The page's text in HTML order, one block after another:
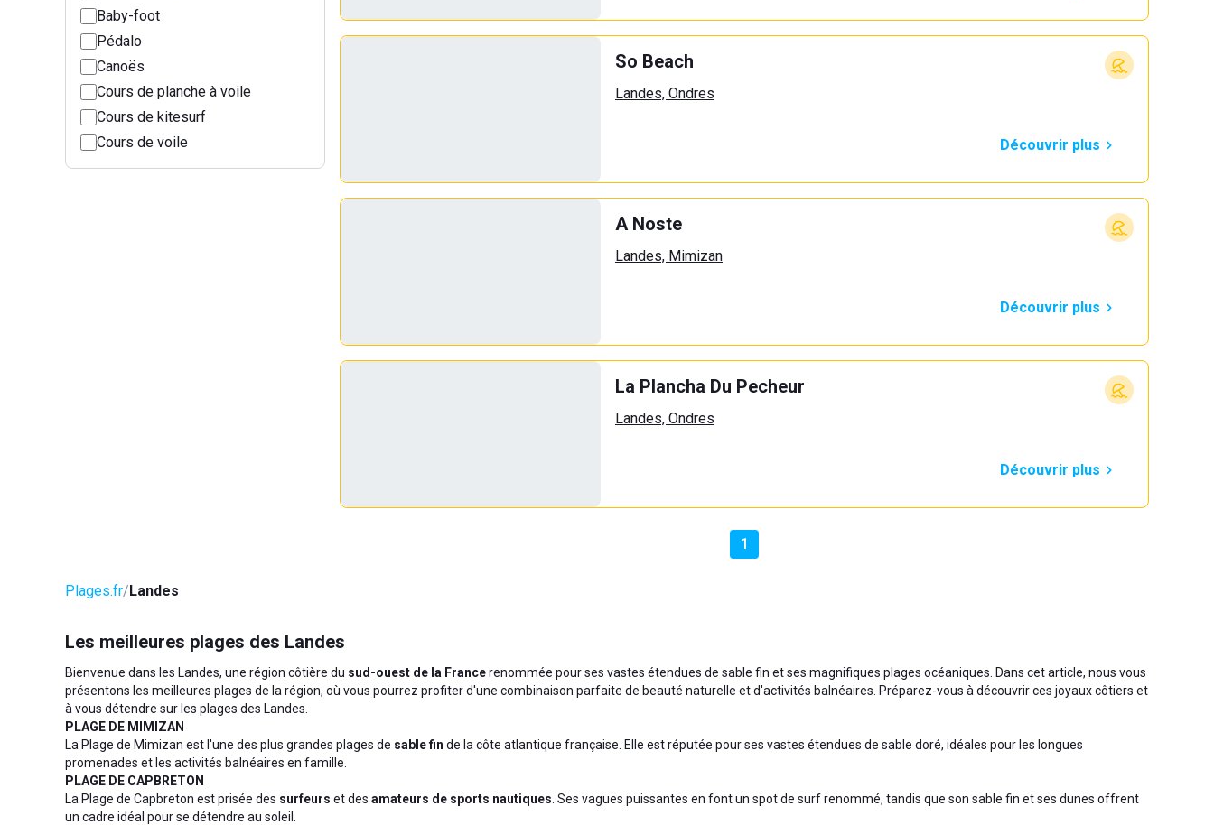
Baby-foot
Pédalo
Canoës
Cours de planche à voile
Cours de kitesurf
Cours de voile
So Beach
Landes, Ondres
Découvrir plus
A Noste
Landes, Mimizan
Découvrir plus
La Plancha Du Pecheur
Landes, Ondres
Découvrir plus
1
Plages.fr Landes
Les meilleures plages des Landes
Bienvenue dans les Landes, une région côtière du sud-ouest de la Francerenommée pour ses vastes étendues de sable fin et ses magnifiques plages océaniques. Dans cet article, nous vous
présentons les meilleures plages de la région, où vous pourrez profiter d'une combinaison parfaite de beauté naturelle et d'activités balnéaires. Préparez-vous à découvrir ces joyaux côtiers et
à vous détendre sur les plages des Landes.
PLAGE DE MIMIZAN
La Plage de Mimizan est l'une des plus grandes plages de sable fin de la côte atlantique française. Elle est réputée pour ses vastes étendues de sable doré, idéales pour les longues
promenades et les activités balnéaires en famille.
PLAGE DE CAPBRETON
La Plage de Capbreton est prisée des surfeurs et des amateurs de sports nautiques . Ses vagues puissantes en font un spot de surf renommé, tandis que son sable fin et ses dunes offrent
un cadre idéal pour se détendre au soleil.